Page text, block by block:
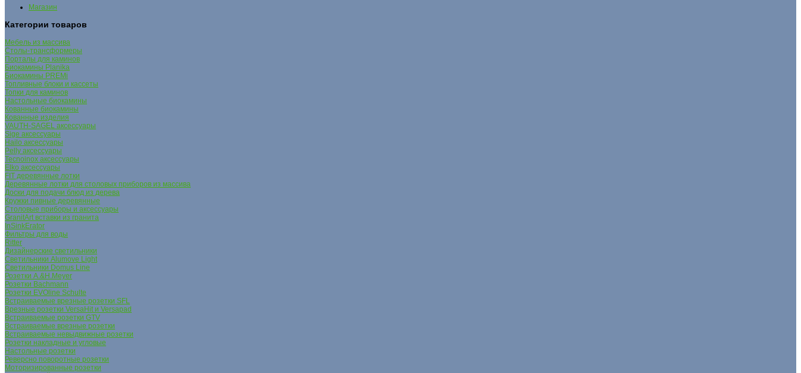
Магазин
Категории товаров
Мебель из массива
Столы-трансформеры
Порталы для каминов
Биокамины Planika
Биокамины PREMi
Топливные блоки и кассеты
Топки для каминов
Настольные биокамины
Кованные биокамины
Кованные изделия
VAUTH-SAGEL аксессуары
Sige аксессуары
Hailo аксессуары
Pelly аксессуары
Tecnoinox аксессуары
Elko аксессуары
FIT деревянные лотки
Деревянные лотки для столовых приборов из массива
Доски для подачи блюд из дерева
Кружки пивные деревянные
Столовые приборы и аксессуары
GranitArt вставки из гранита
InSinkErator
Фильтры для воды
Ritter
Дизайнерские светильники
Светильники Alumove Light
Светильники Domus Line
Розетки A.&H.Meyer
Розетки Bachmann
Розетки EVOline Schulte
Встраиваемые врезные розетки SFL
Врезные розетки VersaHit и Versapad
Встраиваемые розетки GTV
Встраиваемые врезные розетки
Встраиваемые невыдвижные розетки
Розетки накладные и угловые
Настольные розетки
Реверсно поворотные розетки
Моторизированные розетки